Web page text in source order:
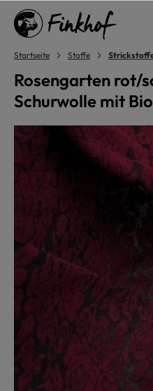
springen
Startseite Stoffe
Rosengarten rot/
Schurwolle mit
Bildergalerie überspringen